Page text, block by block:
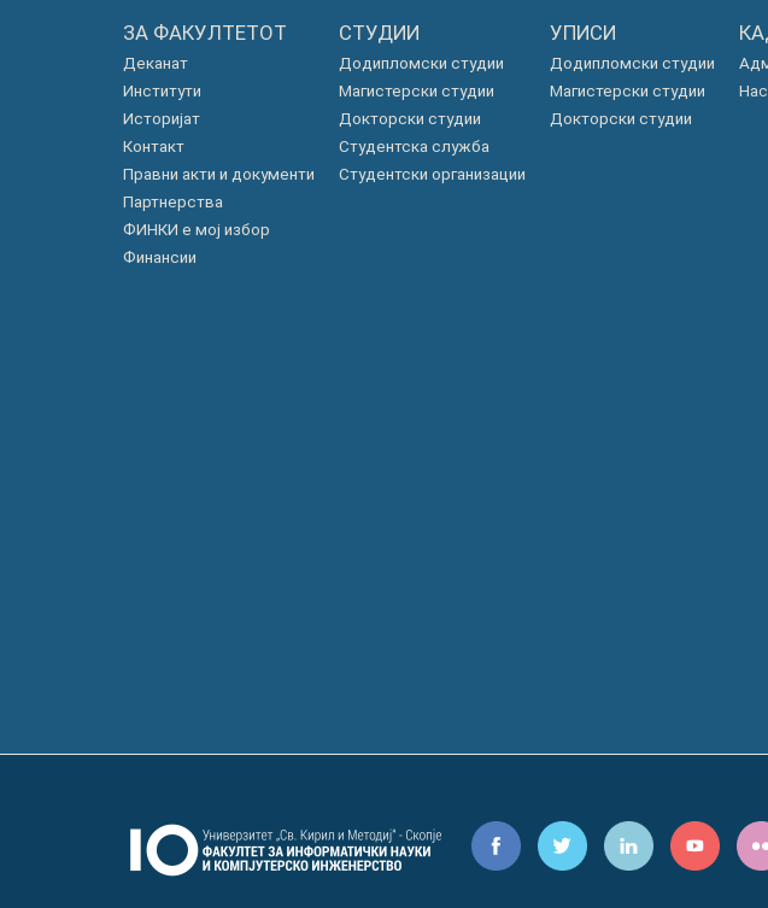
ЗА ФАКУЛТЕТОТ
Деканат
Институти
Историјат
Контакт
Правни акти и документи
Партнерства
ФИНКИ е мој избор
Финансии
СТУДИИ
Додипломски студии
Магистерски студии
Докторски студии
Студентска служба
Студентски организации
УПИСИ
Додипломски студии
Магистерски студии
Докторски студии